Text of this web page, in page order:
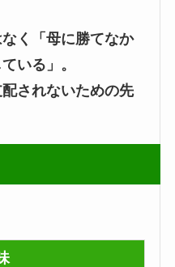
く「母に勝てなか
いる」。
されないための先